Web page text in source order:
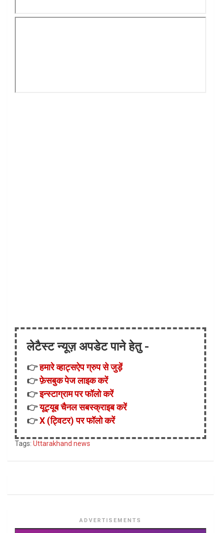
लेटैस्ट न्यूज़ अपडेट पाने हेतु -
👉हमारे व्हाट्सऐप ग्रुप से जुड़ें
👉फ़ेसबुक पेज लाइक करें
👉इन्स्टाग्राम पर फॉलो करें
👉यूट्यूब चैनल सबस्क्राइब करें
👉X (ट्विटर) पर फॉलो करें
Tags: Uttarakhand news
ADVERTISEMENTS